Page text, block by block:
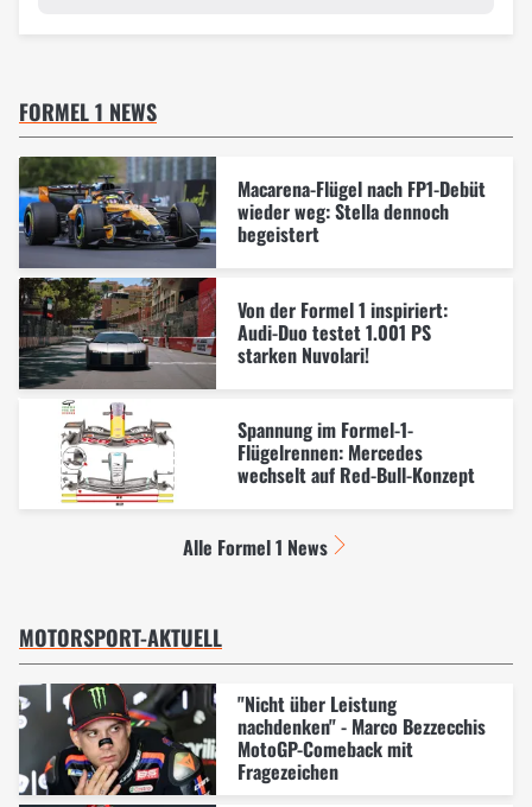
FORMEL 1 NEWS
Macarena-Flügel nach FP1-Debüt
wieder weg: Stella dennoch
begeistert
Von der Formel 1 inspiriert:
Audi-Duo testet 1.001 PS
starken Nuvolari!
Spannung im Formel-1-
Flügelrennen: Mercedes
wechselt auf Red-Bull-Konzept
Alle Formel 1 News
MOTORSPORT-AKTUELL
"Nicht über Leistung
nachdenken" - Marco Bezzecchis
MotoGP-Comeback mit
Fragezeichen